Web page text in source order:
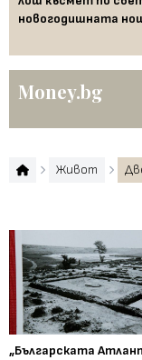
новогодишната
Money.bg
Живот
„Българската